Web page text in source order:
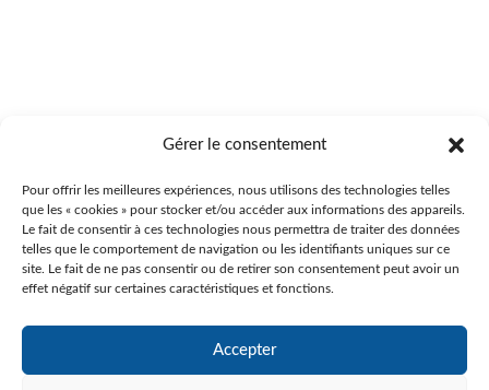
Gérer le consentement
Pour offrir les meilleures expériences, nous utilisons des technologies telles
que les « cookies » pour stocker et/ou accéder aux informations des appareils.
Le fait de consentir à ces technologies nous permettra de traiter des données
telles que le comportement de navigation ou les identifiants uniques sur ce
site. Le fait de ne pas consentir ou de retirer son consentement peut avoir un
effet négatif sur certaines caractéristiques et fonctions.
Accepter